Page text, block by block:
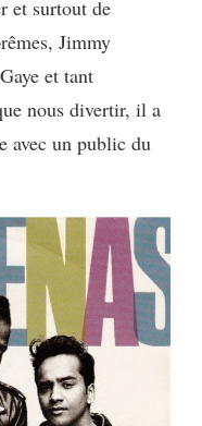
et surtout de
Jimmy
et tant
nous divertir, il a
avec un public du